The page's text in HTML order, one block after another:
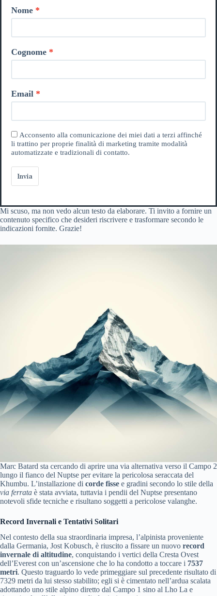
Nome
Cognome
Email
Acconsento alla comunicazione dei miei dati a terzi affinché
li trattino per proprie finalità di marketing tramite modalità
automatizzate e tradizionali di contatto.
Invia
Mi scuso, ma non vedo alcun testo da elaborare. Ti invito a fornire un
contenuto specifico che desideri riscrivere e trasformare secondo le
indicazioni fornite. Grazie!
Marc Batard sta cercando di aprire una via alternativa verso il Campo 2
lungo il fianco del Nuptse per evitare la pericolosa seraccata del
Khumbu. L’installazione di corde fisse e gradini secondo lo stile della
via ferrata è stata avviata, tuttavia i pendii del Nuptse presentano
notevoli sfide tecniche e risultano soggetti a pericolose valanghe.
Record Invernali e Tentativi Solitari
Nel contesto della sua straordinaria impresa, l’alpinista proveniente
dalla Germania, Jost Kobusch, è riuscito a fissare un nuovo record
invernale di altitudine, conquistando i vertici della Cresta Ovest
dell’Everest con un’ascensione che lo ha condotto a toccare i 7537
metri. Questo traguardo lo vede primeggiare sul precedente risultato di
7329 metri da lui stesso stabilito; egli si è cimentato nell’ardua scalata
adottando uno stile alpino diretto dal Campo 1 sino al Lho La e